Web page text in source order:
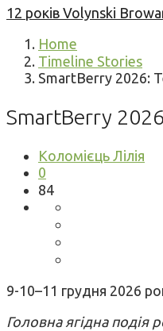
12 років Volynski
Home
Timeline Stories
SmartBerry 2026:
SmartBerry 2026:
Коломієць Лілія
0
84
9-10–11 грудня 2026
Головна ягідна подія